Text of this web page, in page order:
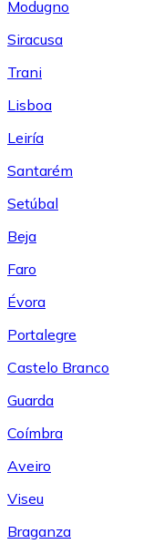
Modugno
Siracusa
Trani
Lisboa
Leiría
Santarém
Setúbal
Beja
Faro
Évora
Portalegre
Castelo Branco
Guarda
Coímbra
Aveiro
Viseu
Braganza